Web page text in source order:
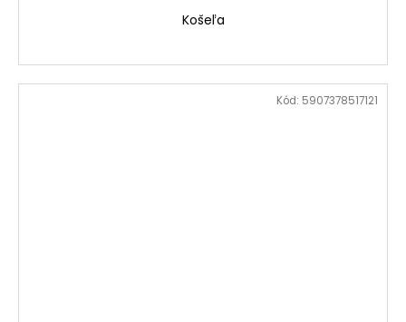
Košeľa
Kód: 5907378517121